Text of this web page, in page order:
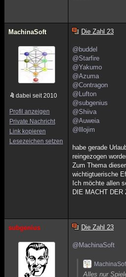
MachinaSoft
dabei seit 2010
Profil anzeigen
Private Nachricht
Link kopieren
Lesezeichen setzen
Die Zahl 23
@buddel
@Starfire
@Yakumo
@Azuma
@Contragon
@Lufton
@subgenius
@Shiiva
@Auweia
@lllojim
habe gerade
reingezogen
Zum Thema
wichtigtuerische
Ich möchte allen
DIE MACHT DER
subgenius Die Zahl 23
@MachinaSoft
Alles nur